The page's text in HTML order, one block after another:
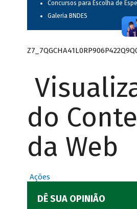
Concursos para Escolha de
Galeria BNDES
do
da Web
Ações
DÊ SUA OPINIÃO